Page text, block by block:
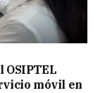
OSIPTEL
móvil en